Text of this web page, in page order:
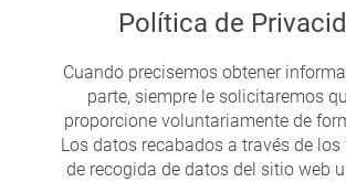
Política de
Cuando precisemos obtener
parte, siempre le solicitaremos
proporcione voluntariamente de
Los datos recabados a través de
de recogida de datos del sitio web